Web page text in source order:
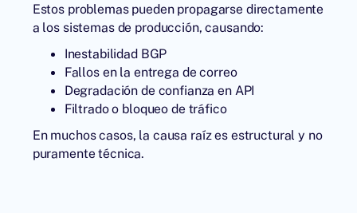
Estos problemas pueden propagarse directamente
a los sistemas de producción, causando:
Inestabilidad BGP
Fallos en la entrega de correo
Degradación de confianza en API
Filtrado o bloqueo de tráfico
En muchos casos, la causa raíz es estructural y no
puramente técnica.